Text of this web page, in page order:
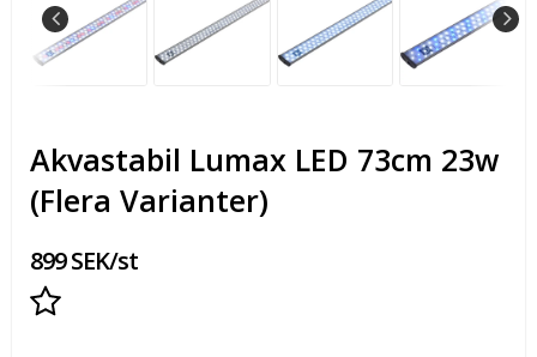
Akvastabil Lumax LED 73cm 23w
(Flera Varianter)
899 SEK/st